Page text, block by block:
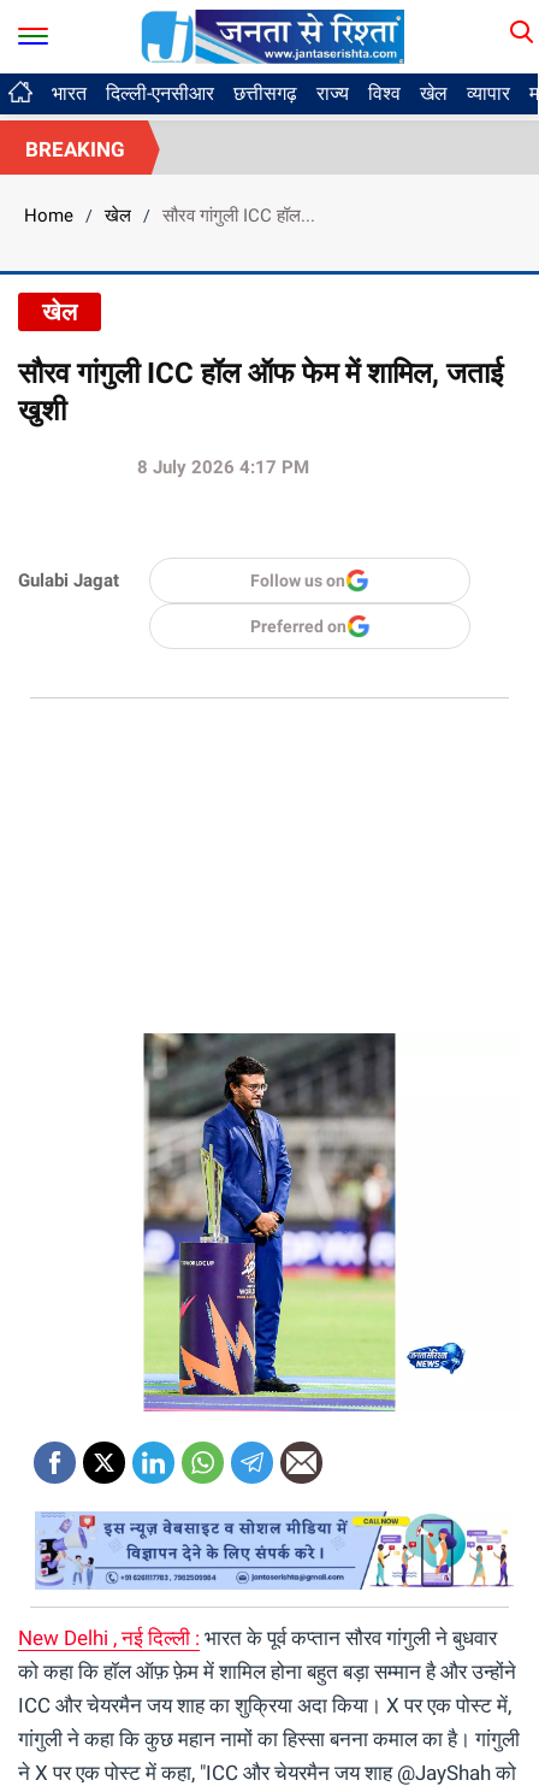
भारत दिल्ली-एनसीआर छत्तीसगढ़ राज्य विश्व खेल व्यापार
BREAKING
Home / खेल / सौरव गांगुली ICC हॉल...
खेल
सौरव गांगुली ICC हॉल ऑफ फेम में शामिल, जताई
खुशी
Gulabi Jagat
8 July 2026 4:17 PM
Follow us on
Preferred on
New Delhi , नई दिल्ली : भारत के पूर्व कप्तान सौरव गांगुली ने बुधवार
को कहा कि हॉल ऑफ़ फ़ेम में शामिल होना बहुत बड़ा सम्मान है और उन्होंने
ICC और चेयरमैन जय शाह का शुक्रिया अदा किया। X पर एक पोस्ट में,
गांगुली ने कहा कि कुछ महान नामों का हिस्सा बनना कमाल का है। गांगुली
ने X पर एक पोस्ट में कहा, "ICC और चेयरमैन जय शाह @JayShah को